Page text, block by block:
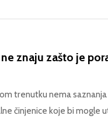
znaju zašto je
trenutku nema
činjenice koje bi mogle